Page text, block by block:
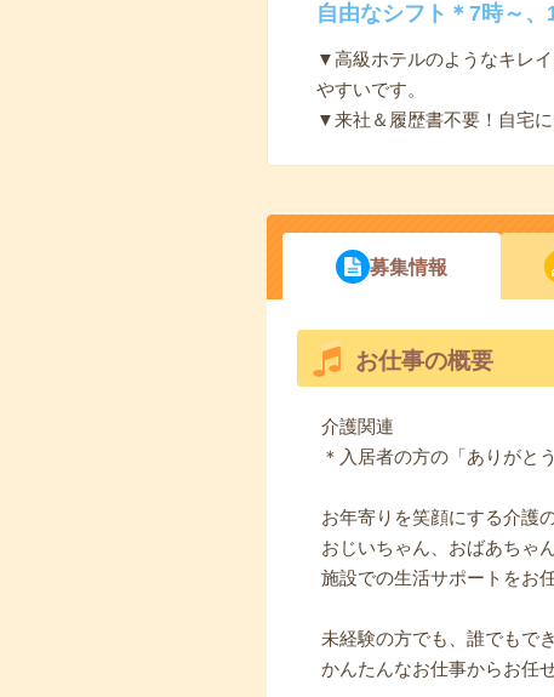
自由なシフト＊7時～
▼高級ホテルのようなキレ
やすいです。
▼来社＆履歴書不要！自宅
募集情報
お仕事の概要
介護関連
＊入居者の方の「ありがと
お年寄りを笑顔にする介護
おじいちゃん、おばあちゃ
施設での生活サポートをお
未経験の方でも、誰でもで
かんたんなお仕事からお任せ